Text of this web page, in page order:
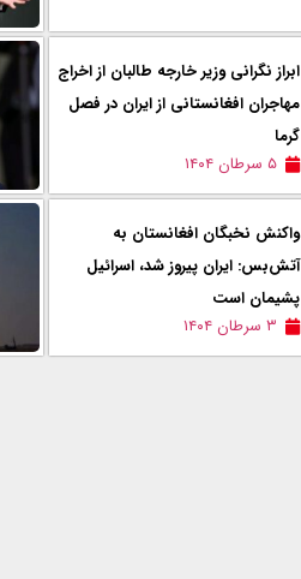
ابراز نگرانی ‏وزیر خارجه طالبان از اخراج
مهاجران افغانستانی از ایران در فصل
گرما
۵ سرطان ۱۴۰۴
واکنش نخبگان افغانستان به
آتش‌بس: ایران پیروز شد، اسرائیل
پشیمان است
۳ سرطان ۱۴۰۴